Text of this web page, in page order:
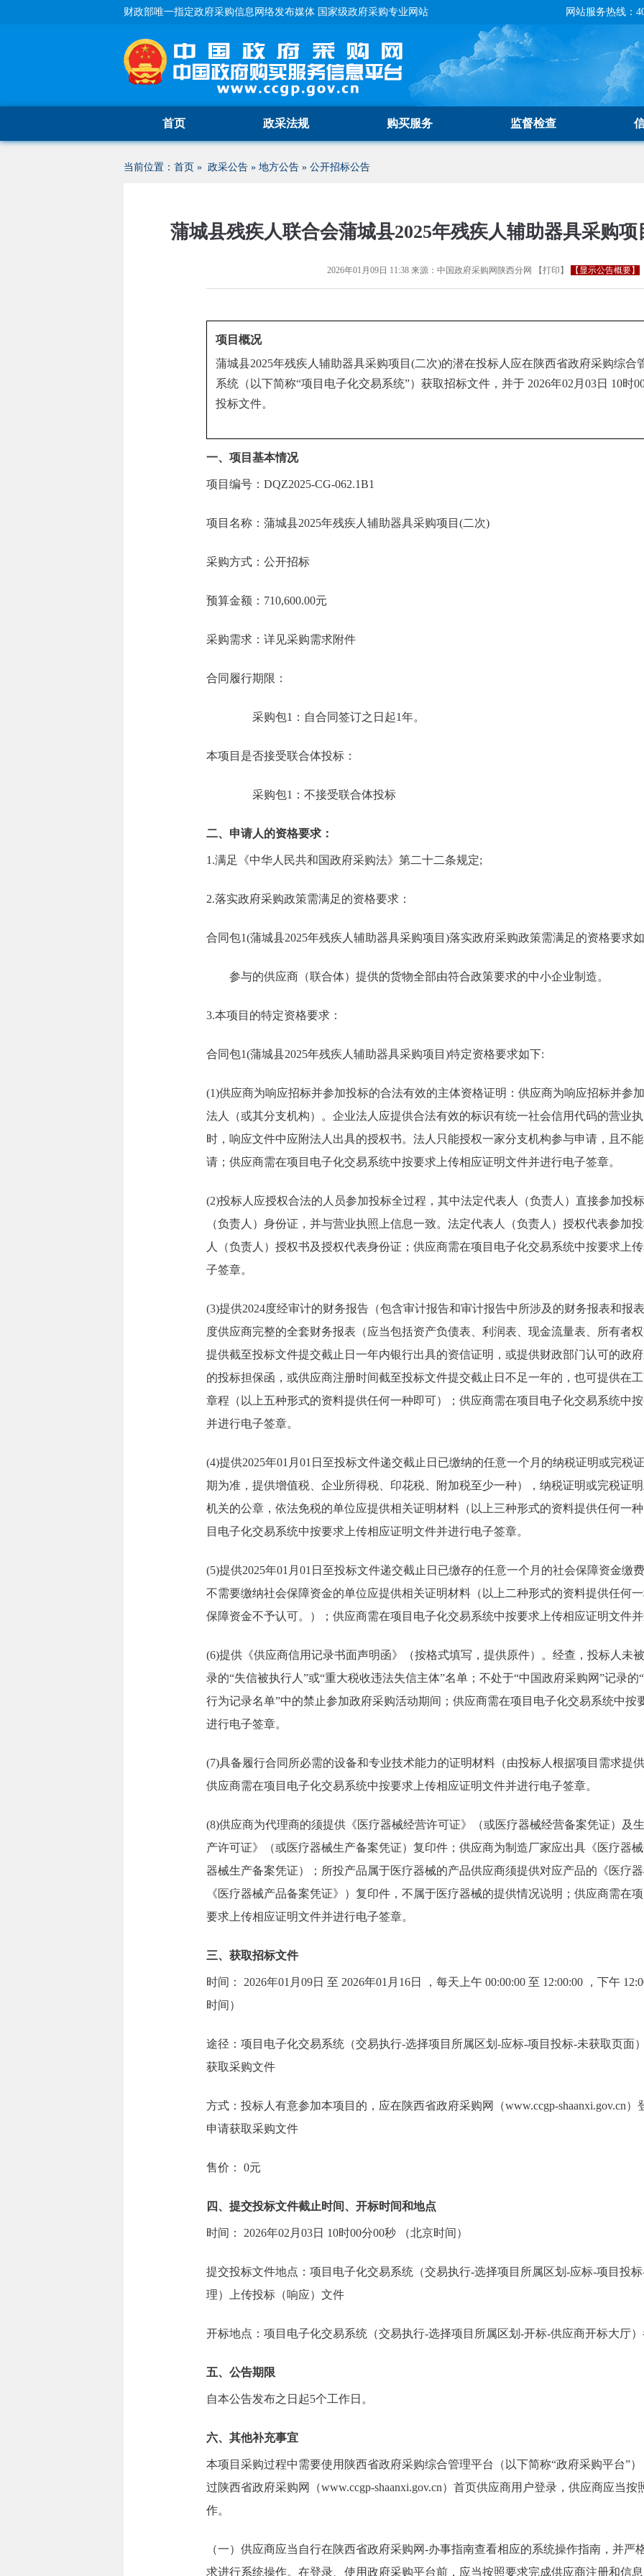
财政部唯一指定政府采购信息网络发布媒体 国家级政府采购专业网站 网站服务热线：
首页 政采法规 购买服务 监督检查
当前位置： 首页 » 政采公告 » 地方公告 » 公开招标公告
蒲城县残疾人联合会蒲城县2025年残疾人辅助器具采购
2026年01月09日 11:38来源： 中国政府采购网陕西分网 【打印 】 【显示公告概要】
项目概况
蒲城县2025年残疾人辅助器具采购项目(二次)的潜在投标人应在陕西省政府采购综合
系统（以下简称“项目电子化交易系统”）获取招标文件，并于 2026年02月03日 10时
投标文件。
一、项目基本情况
项目编号：DQZ2025-CG-062.1B1
项目名称：蒲城县2025年残疾人辅助器具采购项目(二次)
采购方式：公开招标
预算金额：710,600.00元
采购需求：详见采购需求附件
合同履行期限：
采购包1：自合同签订之日起1年。
本项目是否接受联合体投标：
采购包1：不接受联合体投标
二、申请人的资格要求：
1.满足《中华人民共和国政府采购法》第二十二条规定;
2.落实政府采购政策需满足的资格要求：
合同包1(蒲城县2025年残疾人辅助器具采购项目)落实政府采购政策需满足的资格要求
参与的供应商（联合体）提供的货物全部由符合政策要求的中小企业制造。
3.本项目的特定资格要求：
合同包1(蒲城县2025年残疾人辅助器具采购项目)特定资格要求如下:
(1)供应商为响应招标并参加投标的合法有效的主体资格证明：供应商为响应招标并参
法人（或其分支机构）。企业法人应提供合法有效的标识有统一社会信用代码的营业
时，响应文件中应附法人出具的授权书。法人只能授权一家分支机构参与申请，且不
请；供应商需在项目电子化交易系统中按要求上传相应证明文件并进行电子签章。
(2)投标人应授权合法的人员参加投标全过程，其中法定代表人（负责人）直接参加投
（负责人）身份证，并与营业执照上信息一致。法定代表人（负责人）授权代表参加
人（负责人）授权书及授权代表身份证；供应商需在项目电子化交易系统中按要求上
子签章。
(3)提供2024度经审计的财务报告（包含审计报告和审计报告中所涉及的财务报表和报
度供应商完整的全套财务报表（应当包括资产负债表、利润表、现金流量表、所有者
提供截至投标文件提交截止日一年内银行出具的资信证明，或提供财政部门认可的政
的投标担保函，或供应商注册时间截至投标文件提交截止日不足一年的，也可提供在
章程（以上五种形式的资料提供任何一种即可）；供应商需在项目电子化交易系统中
并进行电子签章。
(4)提供2025年01月01日至投标文件递交截止日已缴纳的任意一个月的纳税证明或完税
期为准，提供增值税、企业所得税、印花税、附加税至少一种），纳税证明或完税证
机关的公章，依法免税的单位应提供相关证明材料（以上三种形式的资料提供任何一
目电子化交易系统中按要求上传相应证明文件并进行电子签章。
(5)提供2025年01月01日至投标文件递交截止日已缴存的任意一个月的社会保障资金缴
不需要缴纳社会保障资金的单位应提供相关证明材料（以上二种形式的资料提供任何
保障资金不予认可。）；供应商需在项目电子化交易系统中按要求上传相应证明文件
(6)提供《供应商信用记录书面声明函》（按格式填写，提供原件）。经查，投标人未
录的“失信被执行人”或“重大税收违法失信主体”名单；不处于“中国政府采购网”记录
行为记录名单”中的禁止参加政府采购活动期间；供应商需在项目电子化交易系统中按
进行电子签章。
(7)具备履行合同所必需的设备和专业技术能力的证明材料（由投标人根据项目需求提
供应商需在项目电子化交易系统中按要求上传相应证明文件并进行电子签章。
(8)供应商为代理商的须提供《医疗器械经营许可证》（或医疗器械经营备案凭证）及
产许可证》（或医疗器械生产备案凭证）复印件；供应商为制造厂家应出具《医疗器
器械生产备案凭证）；所投产品属于医疗器械的产品供应商须提供对应产品的《医疗
《医疗器械产品备案凭证》）复印件，不属于医疗器械的提供情况说明；供应商需在
要求上传相应证明文件并进行电子签章。
三、获取招标文件
时间： 2026年01月09日 至 2026年01月16日 ，每天上午 00:00:00 至 12:00:00 ，下午
时间）
途径： 项目电子化交易系统（交易执行-选择项目所属区划-应标-项目投标-未获取页面
获取采购文件
方式： 投标人有意参加本项目的，应在陕西省政府采购网（www.ccgp-shaanxi.gov.cn
申请获取采购文件
售价： 0元
四、提交投标文件截止时间、开标时间和地点
时间： 2026年02月03日 10时00分00秒 （北京时间）
提交投标文件地点： 项目电子化交易系统（交易执行-选择项目所属区划-应标-项目投
理）上传投标（响应）文件
开标地点： 项目电子化交易系统（交易执行-选择项目所属区划-开标-供应商开标大厅
五、公告期限
自本公告发布之日起5个工作日。
六、其他补充事宜
本项目采购过程中需要使用陕西省政府采购综合管理平台（以下简称“政府采购平台”
过陕西省政府采购网（www.ccgp-shaanxi.gov.cn）首页供应商用户登录，供应商应当
作。
（一）供应商应当自行在陕西省政府采购网-办事指南查看相应的系统操作指南，并严
求进行系统操作。在登录、使用政府采购平台前，应当按照要求完成供应商注册和信